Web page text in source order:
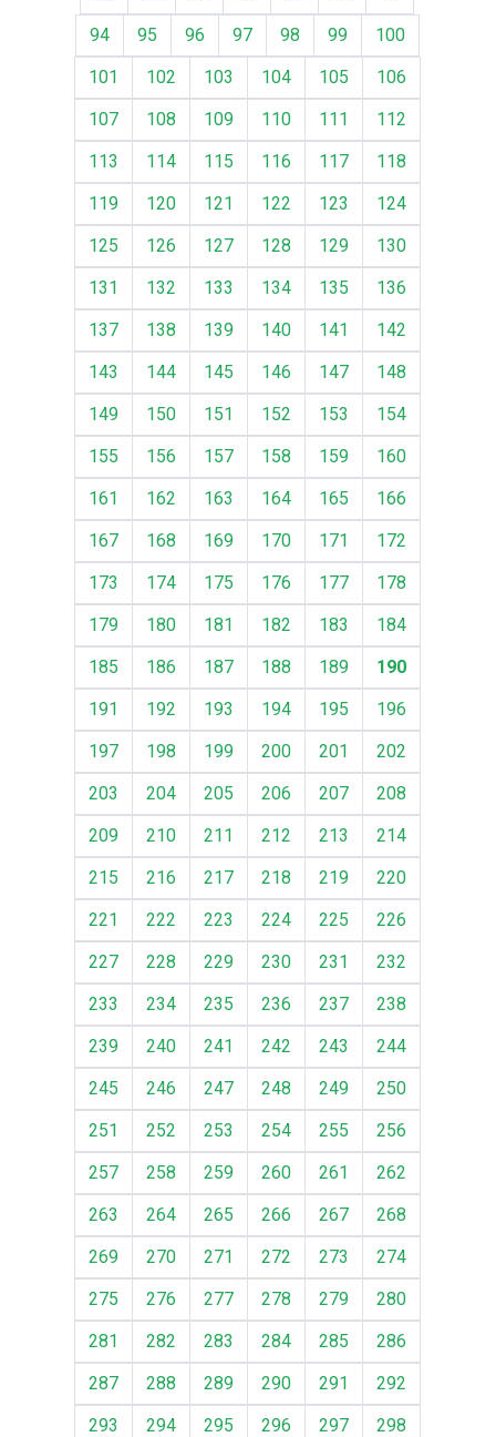
94
95 96 97 98 99
100
101
102 103 104 105
106
107
108 109 110 111
112
113
114 115 116 117
118
119
120 121 122 123
124
125
126 127 128 129
130
131
132 133 134 135
136
137
138 139 140 141
142
143
144 145 146 147
148
149
150 151 152 153
154
155
156 157 158 159
160
161
162 163 164 165
166
167
168 169 170 171
172
173
174 175 176 177
178
179
180 181 182 183
184
185
186 187 188 189
190
191
192 193 194 195
196
197
198 199 200 201
202
203
204 205 206 207
208
209
210 211 212 213
214
215
216 217 218 219
220
221
222 223 224 225
226
227
228 229 230 231
232
233
234 235 236 237
238
239
240 241 242 243
244
245
246 247 248 249
250
251
252 253 254 255
256
257
258 259 260 261
262
263
264 265 266 267
268
269
270 271 272 273
274
275
276 277 278 279
280
281
282 283 284 285
286
287
288 289 290 291
292
293
294 295 296 297
298